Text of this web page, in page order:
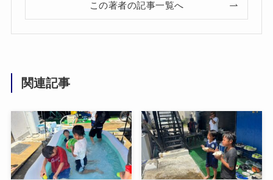
この著者の記事一覧へ
関連記事